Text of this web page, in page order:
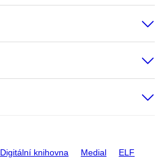
Digitální knihovna Medial ELF